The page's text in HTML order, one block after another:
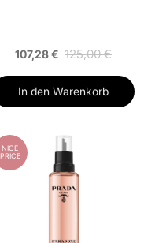
107,28 € 125,00 €
In den Warenkorb
NICE
PRICE